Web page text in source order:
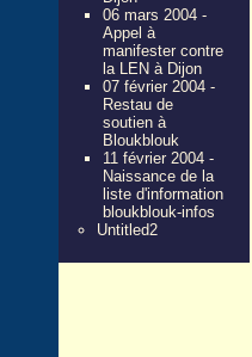
06 mars 2004 -
Appel à
manifester contre
la LEN à Dijon
07 février 2004 -
Restau de
soutien à
Bloukblouk
11 février 2004 -
Naissance de la
liste d'information
bloukblouk-infos
Untitled2